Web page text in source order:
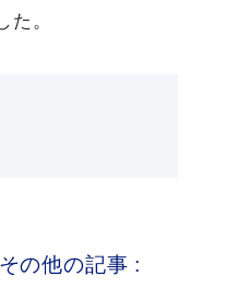
た。
の他の記事 :